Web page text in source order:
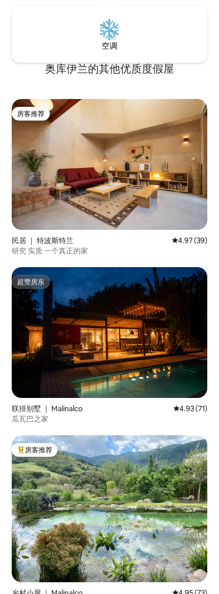
空调
奥库伊兰的其他优质度假屋
房客推荐
房客推荐
民居 ｜ 特波斯特兰 平均评分
4.97 (39)
研究 实质 一个真正的家
超赞房东
超赞房东
联排别墅 ｜ Malinalco 平均评分
4.93 (71)
瓜瓦巴之家
热门「房客推荐」
房客推荐